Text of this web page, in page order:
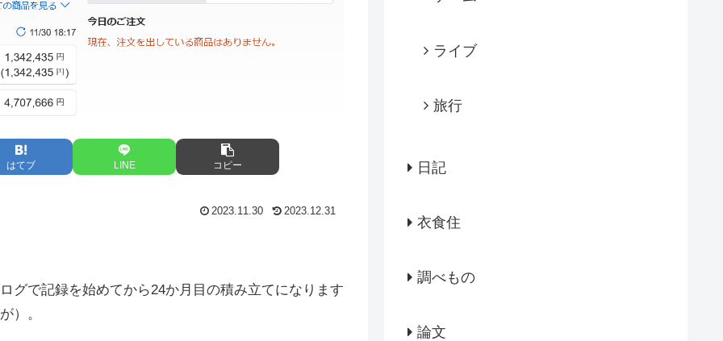
はてブ LINE コピー
2023.11.30 2023.12.31
グで記録を始めてから24か月目の積み立てになります
）。
ライブ
旅行
日記
衣食住
調べもの
論文